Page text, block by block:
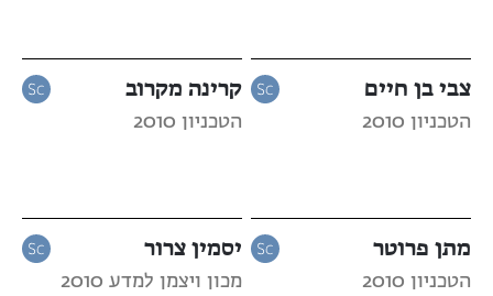
צבי בן חיים
הטכניון 2010
קרינה מקרוב
הטכניון 2010
מתן פרוטר
הטכניון 2010
יסמין צרור
מכון ויצמן למדע 2010